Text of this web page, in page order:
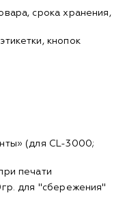
срока хранения,
кнопок
(для CL-3000;
печати
для "сбережения"